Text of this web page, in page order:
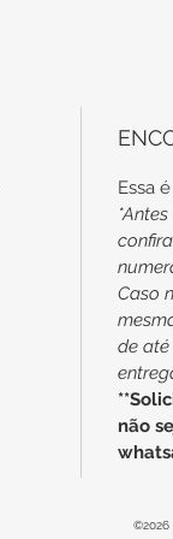
Essa
Caso
de até
não
©2026